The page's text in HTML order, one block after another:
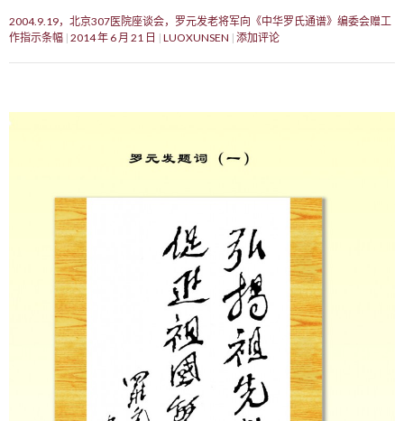
2004.9.19，北京307医院座谈会，罗元发老将军向《中华罗氏通谱》编委会赠工
作指示条幅 2014 年 6 月 21 日 LUOXUNSEN 添加评论